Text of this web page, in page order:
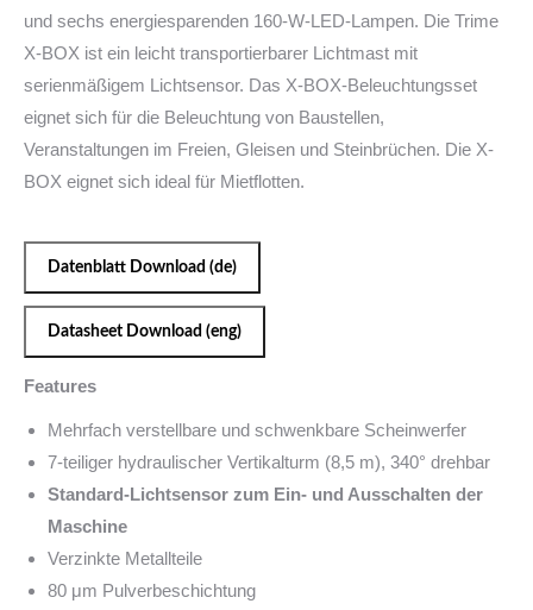
und sechs energiesparenden 160-W-LED-Lampen. Die Trime
X-BOX ist ein leicht transportierbarer Lichtmast mit
serienmäßigem Lichtsensor. Das X-BOX-Beleuchtungsset
eignet sich für die Beleuchtung von Baustellen,
Veranstaltungen im Freien, Gleisen und Steinbrüchen. Die X-
BOX eignet sich ideal für Mietflotten.
Datenblatt Download (de)
Datasheet Download (eng)
Features
Mehrfach verstellbare und schwenkbare Scheinwerfer
7-teiliger hydraulischer Vertikalturm (8,5 m), 340° drehbar
Standard-Lichtsensor zum Ein- und Ausschalten der
Maschine
Verzinkte Metallteile
80 μm Pulverbeschichtung